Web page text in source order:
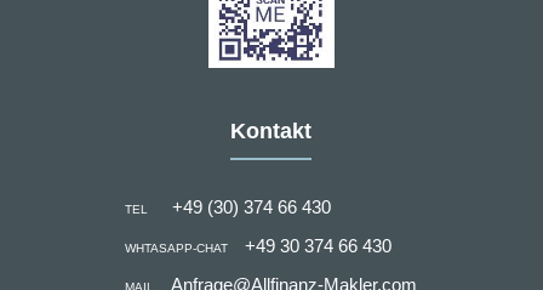
Kontakt
TEL +49 (30) 374 66 430
WHTASAPP-CHAT +49 30 374 66 430
MAIL Anfrage@Allfinanz-Makler.com